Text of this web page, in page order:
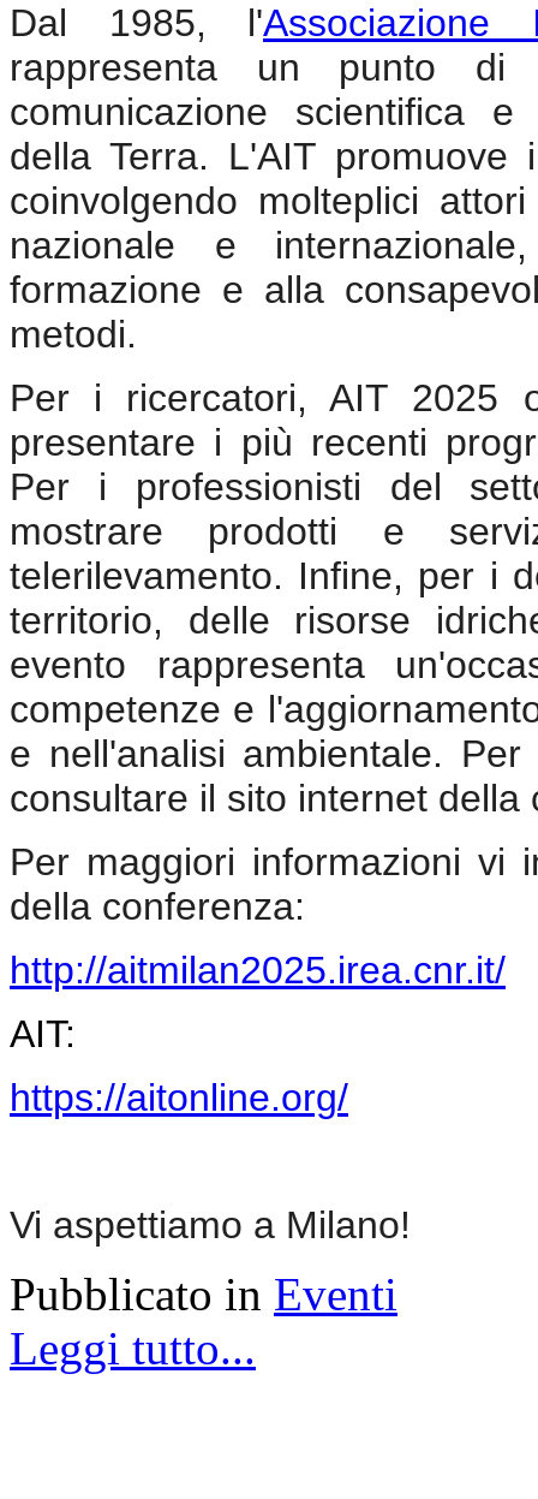
Dal 1985, l'
rappresenta un punto di
comunicazione scientifica
della Terra. L'AIT
coinvolgendo molteplici
nazionale e
formazione e alla
metodi.
Per i ricercatori, AIT 2025
presentare i più recenti
Per i professionisti del
mostrare prodotti e
telerilevamento. Infine, per i
territorio, delle risorse
evento rappresenta
competenze e
e nell'analisi ambientale.
consultare il sito internet della
Per maggiori informazioni vi
della conferenza:
http://aitmilan2025.irea.cnr.it/
AIT:
https://aitonline.org/
Vi aspettiamo a Milano!
Pubblicato in Eventi
Leggi tutto...